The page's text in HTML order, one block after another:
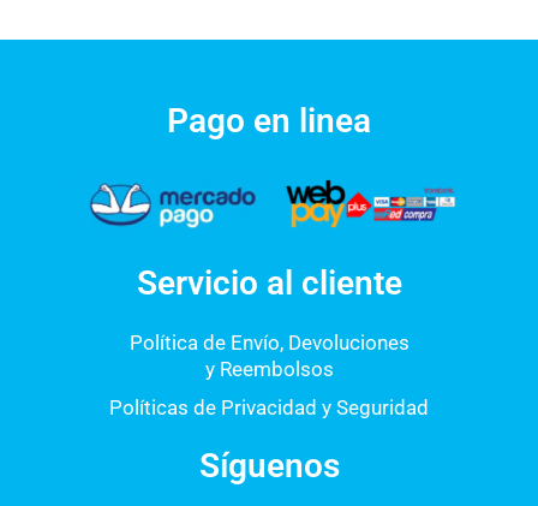
Pago en linea
Servicio al cliente
Política de Envío, Devoluciones
y Reembolsos
Políticas de Privacidad y Seguridad
Síguenos